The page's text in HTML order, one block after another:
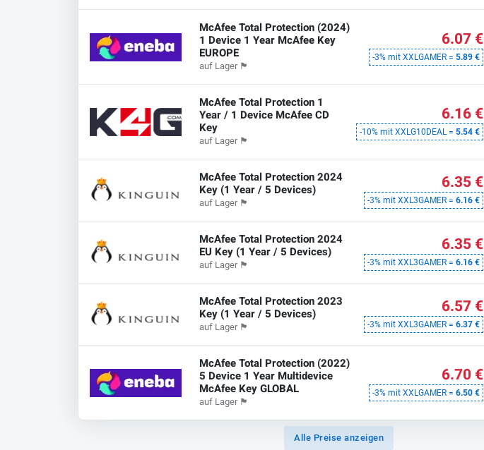
McAfee Total Protection (2024)
1 Device 1 Year McAfee Key
EUROPE
auf Lager 🏴
6.07 €
-3% mit XXLGAMER = 5.89 €
McAfee Total Protection 1
Year / 1 Device McAfee CD
Key
auf Lager 🏴
6.16 €
-10% mit XXLG10DEAL = 5.54 €
McAfee Total Protection 2024
Key (1 Year / 5 Devices)
auf Lager 🏴
6.35 €
-3% mit XXL3GAMER = 6.16 €
McAfee Total Protection 2024
EU Key (1 Year / 5 Devices)
auf Lager 🏴
6.35 €
-3% mit XXL3GAMER = 6.16 €
McAfee Total Protection 2023
Key (1 Year / 5 Devices)
auf Lager 🏴
6.57 €
-3% mit XXL3GAMER = 6.37 €
McAfee Total Protection (2022)
5 Device 1 Year Multidevice
McAfee Key GLOBAL
auf Lager 🏴
6.70 €
-3% mit XXLGAMER = 6.50 €
Alle Preise anzeigen